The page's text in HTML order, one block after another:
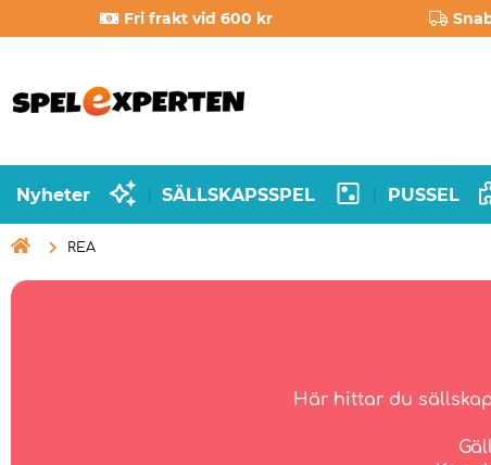
Fri frakt vid 600 kr
Nyheter SÄLLSKAPSSPEL PUSSEL
 REA
Här hittar du